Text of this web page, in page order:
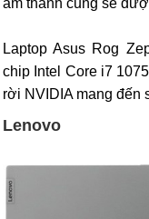
Laptop Asus Rog
chip Intel Core i7
rời NVIDIA mang đến
Lenovo